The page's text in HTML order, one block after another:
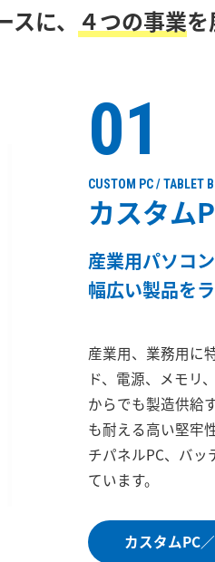
スに、 ４つの事業
01
CUSTOM PC / TABLET
カスタム
産業用パソコ
幅広い製品を
産業用、業務用に
ド、電源、メモリ
からでも製造供給
も耐える高い堅牢
チパネルPC、バ
ています。
カスタムPC